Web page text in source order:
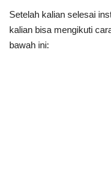
Setelah kalian selesai
kalian bisa mengikuti
bawah ini: